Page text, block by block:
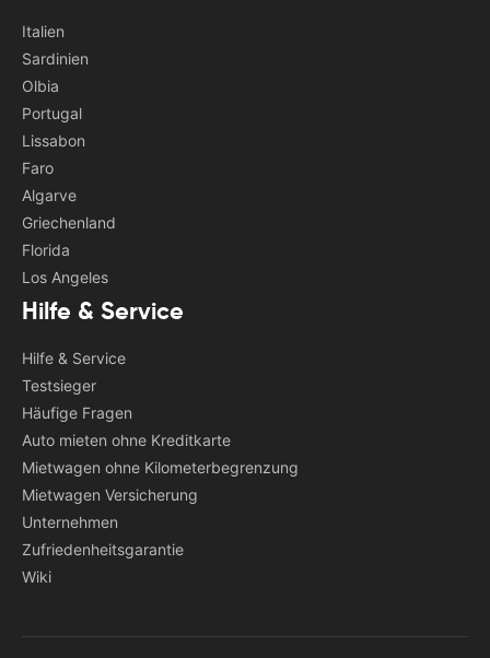
Italien
Sardinien
Olbia
Portugal
Lissabon
Faro
Algarve
Griechenland
Florida
Los Angeles
Hilfe & Service
Hilfe & Service
Testsieger
Häufige Fragen
Auto mieten ohne Kreditkarte
Mietwagen ohne Kilometerbegrenzung
Mietwagen Versicherung
Unternehmen
Zufriedenheitsgarantie
Wiki